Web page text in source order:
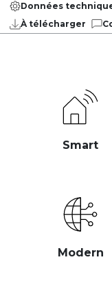
Données
À télécharger
Smart
Modern